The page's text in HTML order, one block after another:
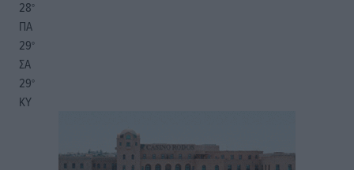
28°
ΠΑ
29°
ΣΑ
29°
ΚΥ